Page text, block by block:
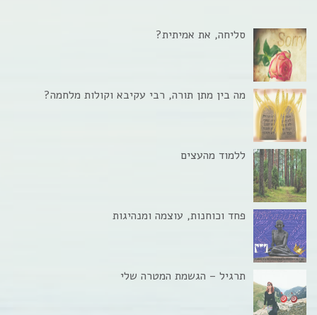
סליחה, את אמיתית?
מה בין מתן תורה, רבי עקיבא וקולות מלחמה?
ללמוד מהעצים
פחד וכוחנות, עוצמה ומנהיגות
תרגיל – הגשמת המטרה שלי